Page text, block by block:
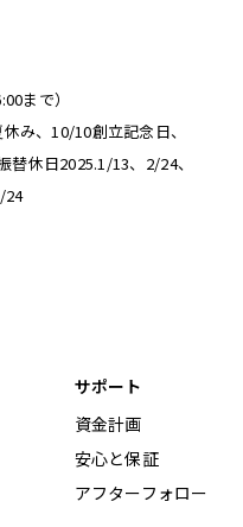
まで）
み、10/10創立記念日、
替休日2025.1/13、2/24、
24
サポート
資金計画
安心と保証
アフターフォロー